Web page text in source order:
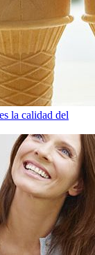
la calidad del